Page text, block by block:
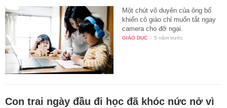
Một chút vô duyên của ông bố
khiến cô giáo chỉ muốn tắt ngay
camera cho đỡ ngại.
GIÁO DỤC - 5 năm trước
Con trai ngày đầu đi học đã khóc nức nở vì